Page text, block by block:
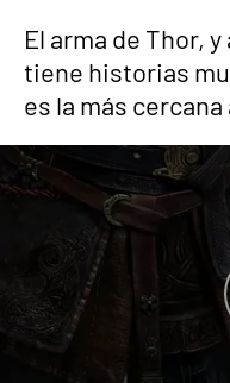
El arma de Thor,
tiene historias
es la más